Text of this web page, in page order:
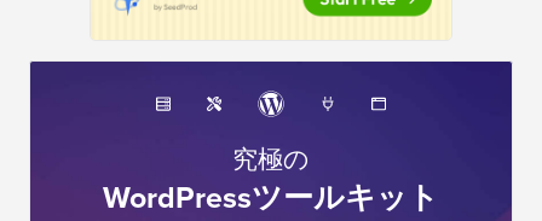
究極の
WordPressツールキット